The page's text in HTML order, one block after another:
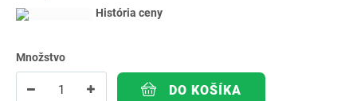
História ceny
Množstvo
DO KOŠÍKA